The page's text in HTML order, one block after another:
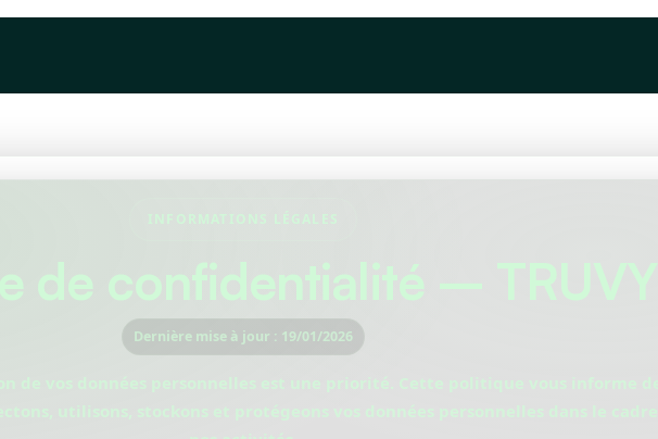
de confidentialité – TRUVY
Dernière mise à jour : 19/01/2026